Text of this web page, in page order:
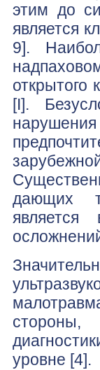
этим до
является
9].
открытого
[I].
дающих
стороны,
уровне [4].